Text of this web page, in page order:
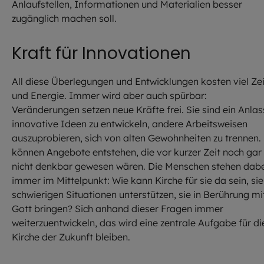
Anlaufstellen, Informationen und Materialien besser
zugänglich machen soll.
Kraft für Innovationen
All diese Überlegungen und Entwicklungen kosten viel
und Energie. Immer wird aber auch spürbar:
Veränderungen setzen neue Kräfte frei. Sie sind ein
innovative Ideen zu entwickeln, andere Arbeitsweisen
auszuprobieren, sich von alten Gewohnheiten zu trennen.
können Angebote entstehen, die vor kurzer Zeit noch gar
nicht denkbar gewesen wären. Die Menschen stehen
immer im Mittelpunkt: Wie kann Kirche für sie da sein,
schwierigen Situationen unterstützen, sie in Berührung
Gott bringen? Sich anhand dieser Fragen immer
weiterzuentwickeln, das wird eine zentrale Aufgabe für
Kirche der Zukunft bleiben.